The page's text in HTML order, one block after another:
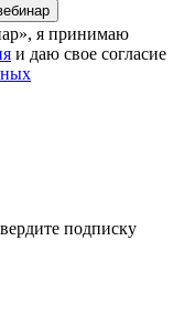
я принимаю
и даю свое согласие
подписку